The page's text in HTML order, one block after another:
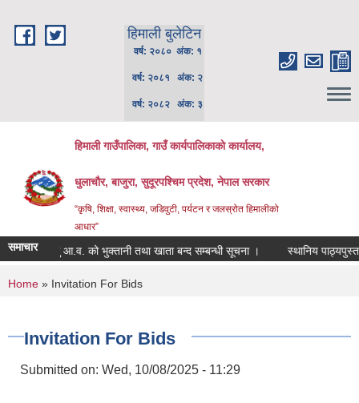
हिमाली बुलेटिन
वर्ष: २०८० अंक: १
वर्ष: २०८१ अंक: २
वर्ष: २०८२ अंक: ३
हिमाली गाउँपालिका, गाउँ कार्यपालिकाकाे कार्यालय,
धुलाचौर, बाजुरा, सुदूरपश्चिम प्रदेश, नेपाल सरकार
“कृषि, शिक्षा, स्वास्थ्य, जडिवुटी, पर्यटन र जलस्रोत हिमालीको
आधार”
समाचारचालु आ.व. को भुक्तानी तथा खाता बन्द सम्बन्धी सूचना । स्थानिय पाठ्यपुस्तक
You are here
Home » Invitation For Bids
Invitation For Bids
Submitted on: Wed, 10/08/2025 - 11:29